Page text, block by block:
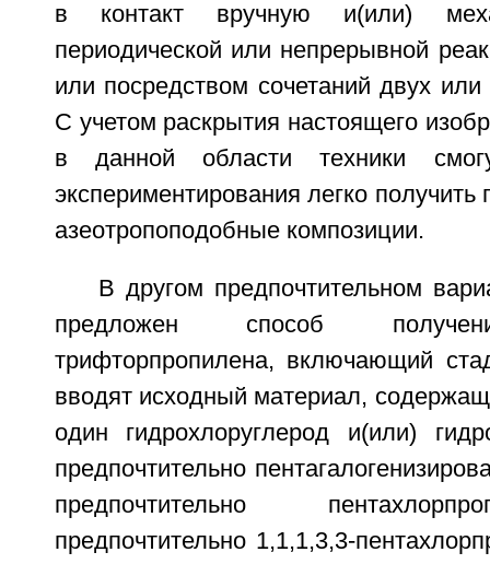
в контакт вручную и(или)
периодической или непрерывной
или посредством сочетаний двух
С учетом раскрытия настоящего
в данной области техники
экспериментирования легко
азеотропоподобные композиции.
В другом предпочтительном
предложен способ
трифторпропилена, включающий
вводят исходный материал,
один гидрохлоруглерод и(или)
предпочтительно
предпочтительно
предпочтительно 1,1,1,3,3-